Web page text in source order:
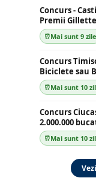
Concurs -
Premii
Mai sunt 9 zile
Concurs
Biciclete sau
Mai sunt 10
Concurs
2.000.000
Mai sunt 10